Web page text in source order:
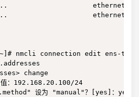
~]# nmcli connection edit ens-
change
：192.168.20.100/24
设为 "manual"？[yes]：yes